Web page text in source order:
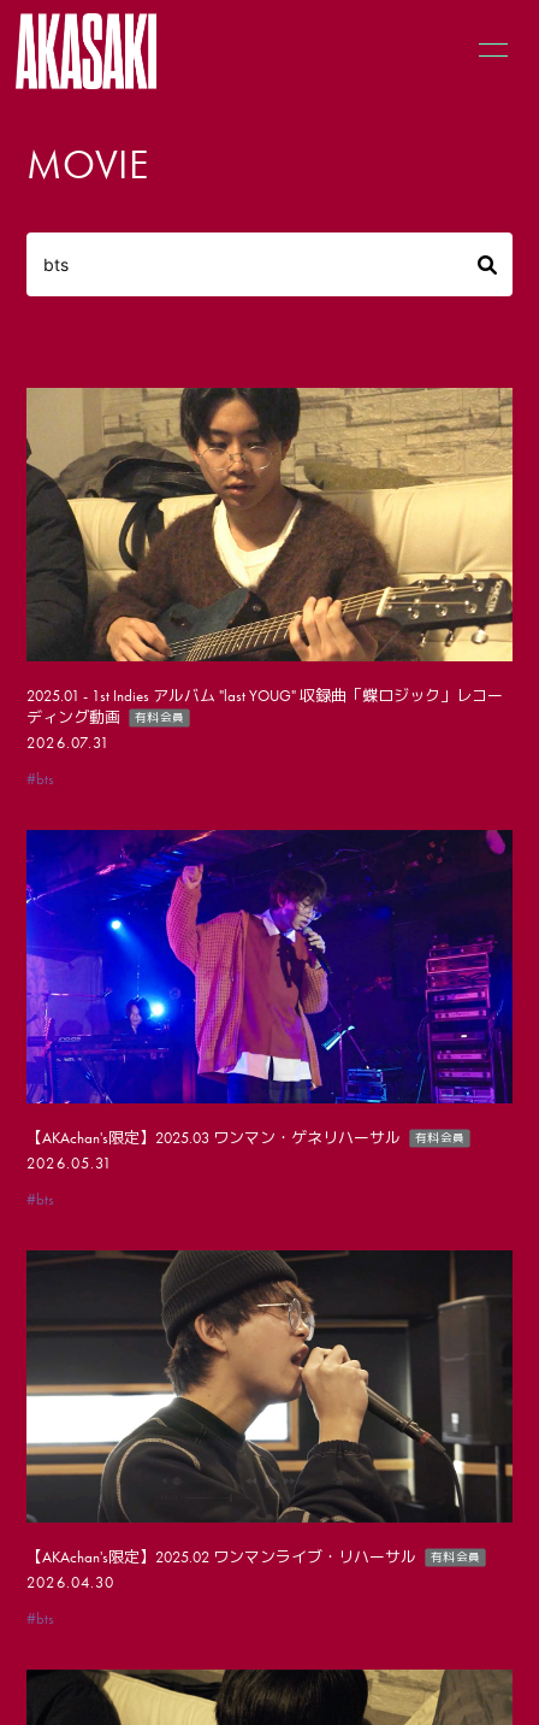
PROFILE
GOODS
MOVIE
2025.01 - 1st Indies アルバム "last YOUG" 収録曲「蝶ロジック」レコー
ディング動画
有料会員
2026.07.31
#bts
【AKAchan's限定】2025.03 ワンマン・ゲネリハーサル 有料会員
2026.05.31
#bts
【AKAchan's限定】2025.02 ワンマンライブ・リハーサル 有料会員
2026.04.30
#bts